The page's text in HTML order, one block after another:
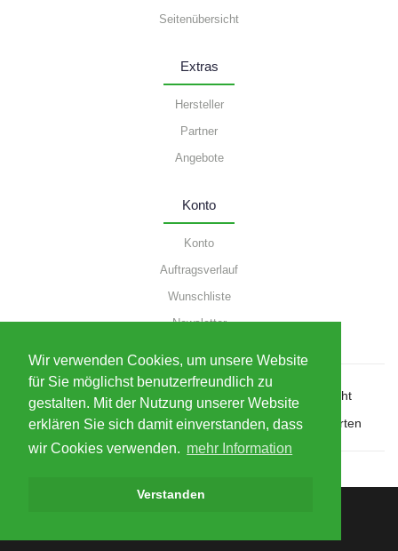
Wir verwenden Cookies, um unsere Website
für Sie möglichst benutzerfreundlich zu
gestalten. Mit der Nutzung unserer Website
erklären Sie sich damit einverstanden, dass
wir Cookies verwenden. mehr Information
Verstanden
Seitenübersicht
Extras
Hersteller
Partner
Angebote
Konto
Konto
Auftragsverlauf
Wunschliste
Newsletter
AGB Impressum
Widerrufsrecht
Katalog
Abholung Versandkosten Zahlungsarten